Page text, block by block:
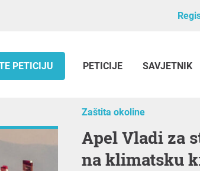
PETICIJU PETICIJE SAVJETNIK
Zaštita okoline
Apel Vladi za stvaranje otpornosti
na klimatsku